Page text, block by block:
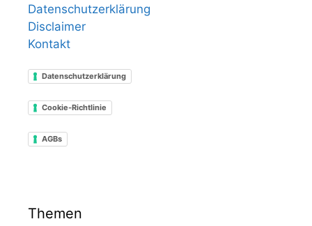
Datenschutzerklärung
Disclaimer
Kontakt
Datenschutzerklärung
Cookie-Richtlinie
AGBs
Themen